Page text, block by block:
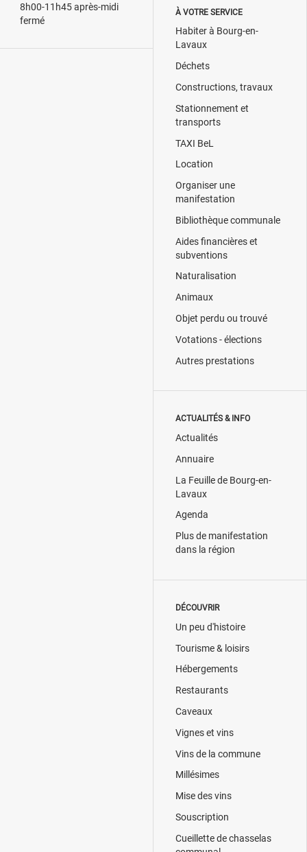
8h00-11h45 après-midi
fermé
À VOTRE SERVICE
Habiter à Bourg-en-
Lavaux
Déchets
Constructions, travaux
Stationnement et
transports
TAXI BeL
Location
Organiser une
manifestation
Bibliothèque communale
Aides financières et
subventions
Naturalisation
Animaux
Objet perdu ou trouvé
Votations - élections
Autres prestations
ACTUALITÉS & INFO
Actualités
Annuaire
La Feuille de Bourg-en-
Lavaux
Agenda
Plus de manifestation
dans la région
DÉCOUVRIR
Un peu d'histoire
Tourisme & loisirs
Hébergements
Restaurants
Caveaux
Vignes et vins
Vins de la commune
Millésimes
Mise des vins
Souscription
Cueillette de chasselas